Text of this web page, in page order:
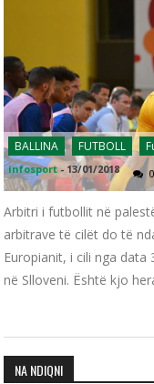
BALLINA FUTBOLL
infosport - 13/01/2018 0
Arbitri i futbollit në
arbitrave të cilët do të
Europianit, i cili nga
në Slloveni. Është kjo
NA NDIQNI